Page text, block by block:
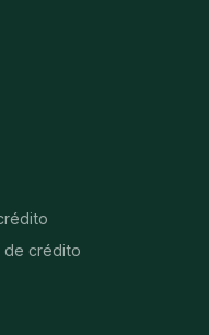
de crédito